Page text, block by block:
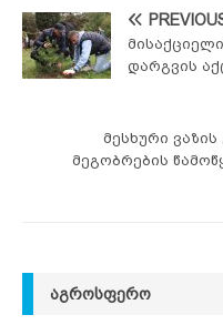
დარგვის
მესხური
მეგობრების
ᲐᲒᲠᲝᲡᲤᲔᲠᲝ